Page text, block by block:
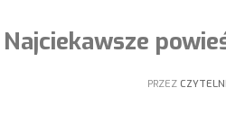
Najciekawsze
PRZEZ